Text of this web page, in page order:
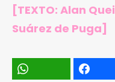
[TEXTO: Alan
Suárez de Puga]